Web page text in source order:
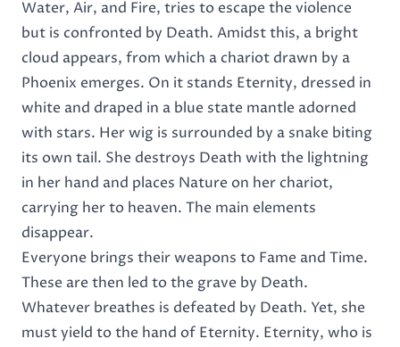
Water, Air, and Fire, tries to escape the violence
but is confronted by Death. Amidst this, a bright
cloud appears, from which a chariot drawn by a
Phoenix emerges. On it stands Eternity, dressed in
white and draped in a blue state mantle adorned
with stars. Her wig is surrounded by a snake biting
its own tail. She destroys Death with the lightning
in her hand and places Nature on her chariot,
carrying her to heaven. The main elements
disappear.
Everyone brings their weapons to Fame and Time.
These are then led to the grave by Death.
Whatever breathes is defeated by Death. Yet, she
must yield to the hand of Eternity. Eternity, who is